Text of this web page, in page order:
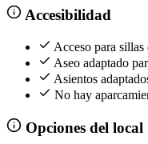
Accesibilidad
Acceso para sillas
Aseo adaptado
Asientos
No hay
Opciones del local